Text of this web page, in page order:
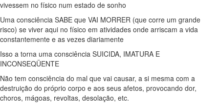
vivessem no físico num estado de sonho
Uma consciência SABE que VAI MORRER (que corre um grande
risco) se viver aqui no físico em atividades onde arriscam a vida
constantemente e as vezes diariamente
Isso a torna uma consciência SUICIDA, IMATURA E
INCONSEQÜENTE
Não tem consciência do mal que vai causar, a si mesma com a
destruição do próprio corpo e aos seus afetos, provocando dor,
choros, mágoas, revoltas, desolação, etc.